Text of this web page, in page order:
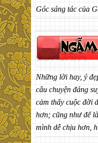
Góc sáng tác của
Những lời hay, ý
câu chuyện đáng
cảm thấy cuộc đời
hơn; cũng như để
mình dễ chịu hơn,